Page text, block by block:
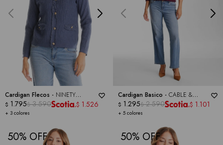
Cardigan Flecos - NINETY
CLOTHING
+ 3 colores
$ 1.795$ 3.590 $ 1.526
Cardigan Basico - CABLE &
GAUGE
+ 5 colores
$ 1.295$ 2.590 $ 1.101
50 50